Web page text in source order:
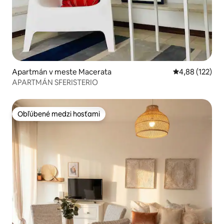
Apartmán v meste Macerata Priemerné
4,88 (122)
APARTMÁN SFERISTERIO
Obľúbené medzi hosťami
Obľúbené medzi hosťami